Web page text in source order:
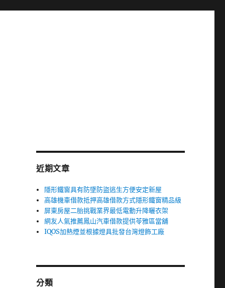
近期文章
隱形鐵窗具有防墜防盜逃生方便安定新屋
高雄機車借款抵押高雄借款方式隱形鐵窗精品級
屏東房屋二胎挑戰業界最低電動升降曬衣架
網友人氣推薦鳳山汽車借款提供苓雅區當舖
IQOS加熱煙並根據燈具批發台灣燈飾工廠
分類